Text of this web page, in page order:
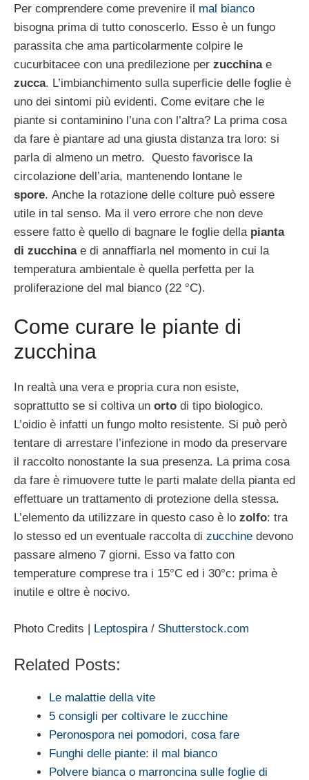
Per comprendere come prevenire il mal bianco
bisogna prima di tutto conoscerlo. Esso è un fungo
parassita che ama particolarmente colpire le
cucurbitacee con una predilezione per zucchinae
zucca. L’imbianchimento sulla superficie delle foglie è
uno dei sintomi più evidenti. Come evitare che le
piante si contaminino l’una con l’altra? La prima cosa
da fare è piantare ad una giusta distanza tra loro: si
parla di almeno un metro. Questo favorisce la
circolazione dell’aria, mantenendo lontane le
spore. Anche la rotazione delle colture può essere
utile in tal senso. Ma il vero errore che non deve
essere fatto è quello di bagnare le foglie della pianta
di zucchinae di annaffiarla nel momento in cui la
temperatura ambientale è quella perfetta per la
proliferazione del mal bianco (22 °C).
Come curare le piante di
zucchina
In realtà una vera e propria cura non esiste,
soprattutto se si coltiva un orto di tipo biologico.
L’oidio è infatti un fungo molto resistente. Si può però
tentare di arrestare l’infezione in modo da preservare
il raccolto nonostante la sua presenza. La prima cosa
da fare è rimuovere tutte le parti malate della pianta ed
effettuare un trattamento di protezione della stessa.
L’elemento da utilizzare in questo caso è lo zolfo: tra
lo stesso ed un eventuale raccolta di zucchine devono
passare almeno 7 giorni. Esso va fatto con
temperature comprese tra i 15°C ed i 30°c: prima è
inutile e oltre è nocivo.
Photo Credits | Leptospira/ Shutterstock.com
Related Posts:
Le malattie della vite
5 consigli per coltivare le zucchine
Peronospora nei pomodori, cosa fare
Funghi delle piante: il mal bianco
Polvere bianca o marroncina sulle foglie di